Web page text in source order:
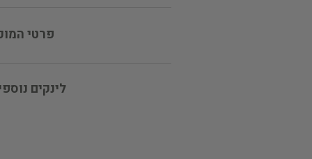
פרטי
לינקים